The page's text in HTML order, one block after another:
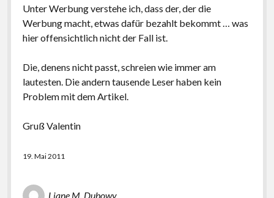
Unter Werbung verstehe ich, dass der, der die
Werbung macht, etwas dafür bezahlt bekommt … was
hier offensichtlich nicht der Fall ist.
Die, denens nicht passt, schreien wie immer am
lautesten. Die andern tausende Leser haben kein
Problem mit dem Artikel.
Gruß Valentin
19. Mai 2011
Liane M. Dubowy